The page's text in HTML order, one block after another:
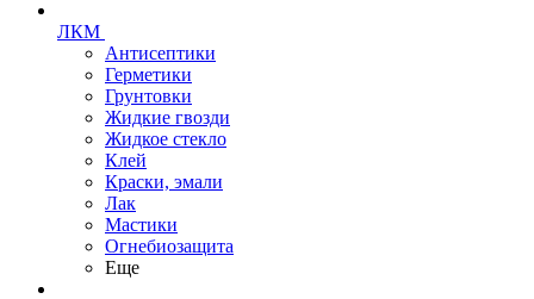
ЛКМ
Антисептики
Герметики
Грунтовки
Жидкие гвозди
Жидкое стекло
Клей
Краски, эмали
Лак
Мастики
Огнебиозащита
Еще